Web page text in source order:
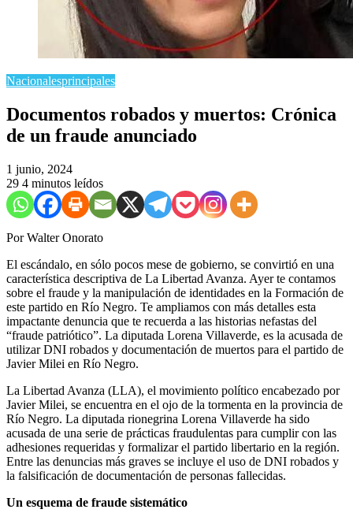
Nacionalesprincipales
Documentos robados y muertos: Crónica
de un fraude anunciado
1 junio, 2024
29 4 minutos leídos
Por Walter Onorato
El escándalo, en sólo pocos mese de gobierno, se convirtió en una
característica descriptiva de La Libertad Avanza. Ayer te contamos
sobre el fraude y la manipulación de identidades en la Formación de
este partido en Río Negro. Te ampliamos con más detalles esta
impactante denuncia que te recuerda a las historias nefastas del
“fraude patriótico”. La diputada Lorena Villaverde, es la acusada de
utilizar DNI robados y documentación de muertos para el partido de
Javier Milei en Río Negro.
La Libertad Avanza (LLA), el movimiento político encabezado por
Javier Milei, se encuentra en el ojo de la tormenta en la provincia de
Río Negro. La diputada rionegrina Lorena Villaverde ha sido
acusada de una serie de prácticas fraudulentas para cumplir con las
adhesiones requeridas y formalizar el partido libertario en la región.
Entre las denuncias más graves se incluye el uso de DNI robados y
la falsificación de documentación de personas fallecidas.
Un esquema de fraude sistemático